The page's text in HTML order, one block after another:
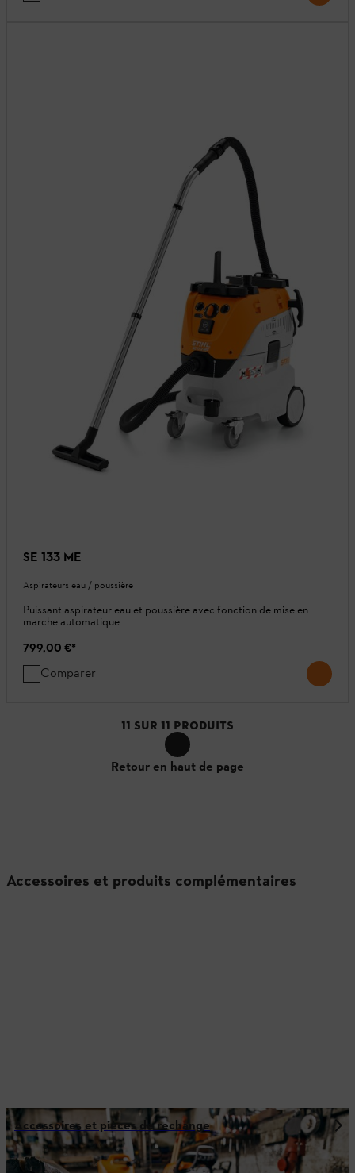
SE 133 ME
Aspirateurs eau / poussière
Puissant aspirateur eau et poussière avec fonction de mise en
marche automatique
799,00 €*
Comparer
11 SUR 11 PRODUITS
Retour en haut de page
Accessoires et produits complémentaires
Accessoires et pièces de rechange